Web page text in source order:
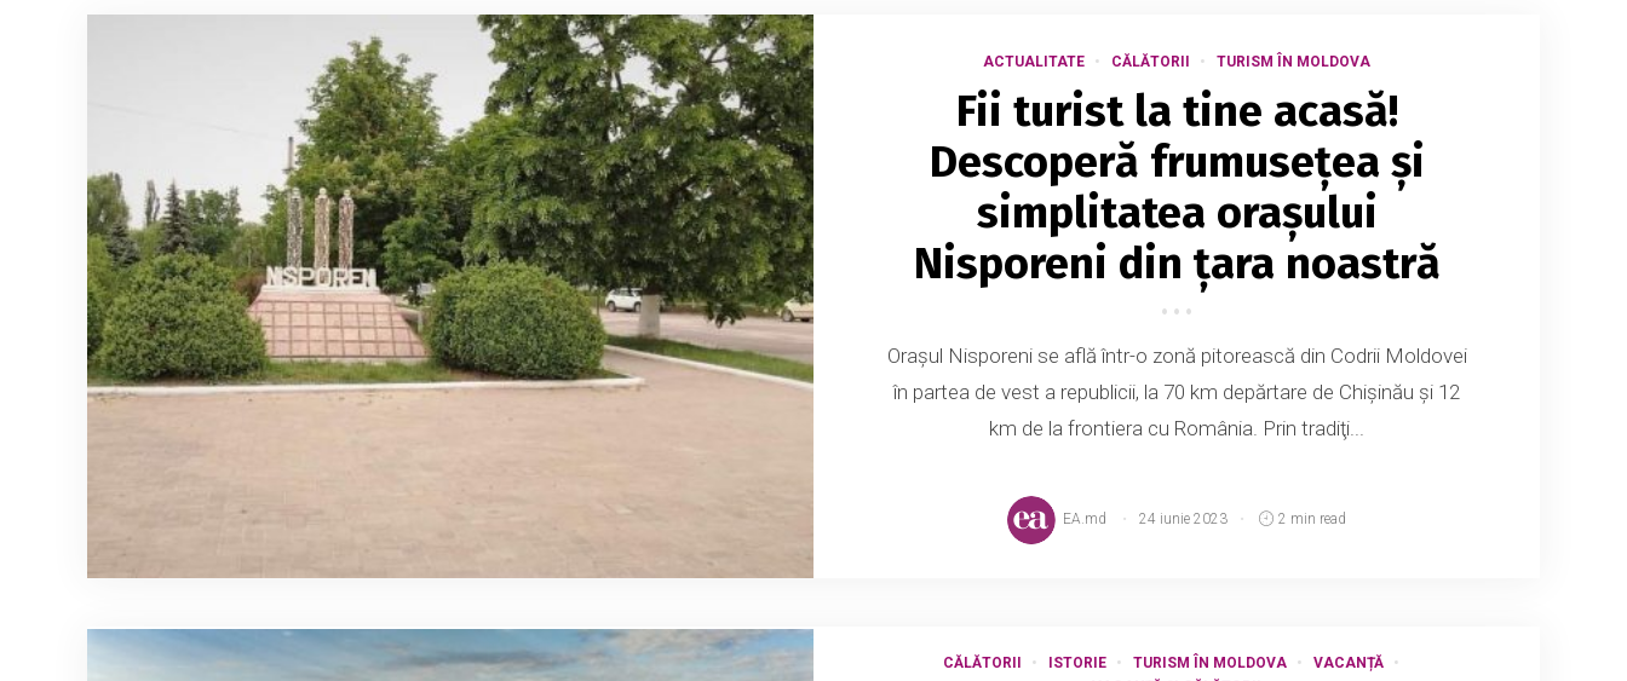
ACTUALITATE CĂLĂTORII TURISM ÎN MOLDOVA
Fii turist la tine acasă!
Descoperă frumusețea și
simplitatea orașului
Nisporeni din țara noastră
Orașul Nisporeni se află într-o zonă pitorească din Codrii Moldovei
în partea de vest a republicii, la 70 km depărtare de Chișinău și 12
km de la frontiera cu România. Prin tradiţi...
EA.md 24 iunie 2023 2 min read
CĂLĂTORII ISTORIE TURISM ÎN MOLDOVA
VACANȚĂ